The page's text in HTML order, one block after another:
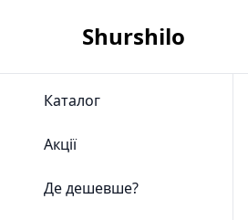
Shurshilo
Каталог
Акції
Де дешевше?